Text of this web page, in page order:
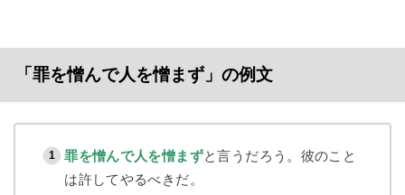
「罪を憎んで人を憎まず」の例文
罪を憎んで人を憎まずと言うだろう。彼のこと
は許してやるべきだ。